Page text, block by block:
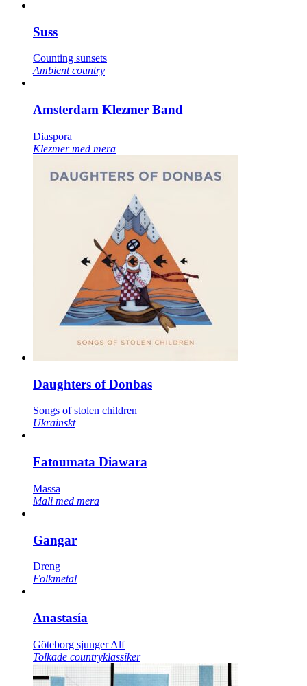
Suss
Counting sunsets
Ambient country
Amsterdam Klezmer Band
Diaspora
Klezmer med mera
Daughters of Donbas
Songs of stolen children
Ukrainskt
Fatoumata Diawara
Massa
Mali med mera
Gangar
Dreng
Folkmetal
Anastasía
Göteborg sjunger Alf
Tolkade countryklassiker